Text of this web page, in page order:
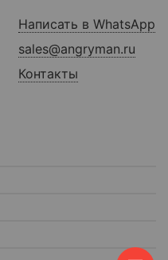
Написать в WhatsApp
sales@angryman.ru
Контакты